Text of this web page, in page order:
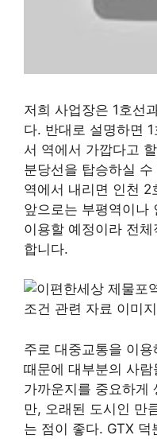
저희 사업장은 1호선
다. 반대로 설명하면
서 역에서 가깝다고
분당선을 탑승하실
역에서 내리면 인천 2
앞으로는 부평역이나
이용할 예정이라 전
합니다.
주로 대중교통을 이
때문에 대부분의 사
가까운지를 중요하게
만, 오래된 도시인 만
는 점이 좋다. GTX